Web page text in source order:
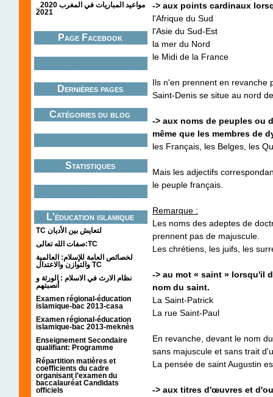
2021
Page Facebook
Dernières pages
Catégories du blog
Statistiques
L'éducation islamique
TC لتعايش بين الأديان
صفات الله تعالى:TC
لخصائص العامة للإسلام: العالمية
والتوازن والاعتدال TC
نظام الارث في الاسلام : الورثة و
أنصبتهم
Examen régional-éducation
islamique-bac 2013-casa
Examen régional-éducation
islamique-bac 2013-meknès
Enseignement Secondaire
qualifiant: Programme
Répartition matières et
coefficients du cadre
organisant l’examen du
baccalauréat Candidats
officiels
-> aux points cardinaux
l'Afrique du Sud
l'Asie du Sud-Est
la mer du Nord
le Midi de la France
Ils n'en prennent en revanche
Saint-Denis se situe au nord
-> aux noms de peuples ou
même que les membres de
les Français, les Belges, les
Mais les adjectifs
le peuple français.
Remarque :
Les noms des adeptes de
prennent pas de majuscule.
Les chrétiens, les juifs, les
-> au mot « saint » lorsqu'il
nom du saint.
La Saint-Patrick
La rue Saint-Paul
En revanche, devant le nom
sans majuscule et sans trait
La pensée de saint Augustin
-> aux titres d'œuvres et